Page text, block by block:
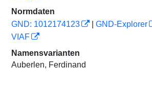
Normdaten
GND: 1012174123
GND-Explorer
VIAF
Namensvarianten
Auberlen, Ferdinand